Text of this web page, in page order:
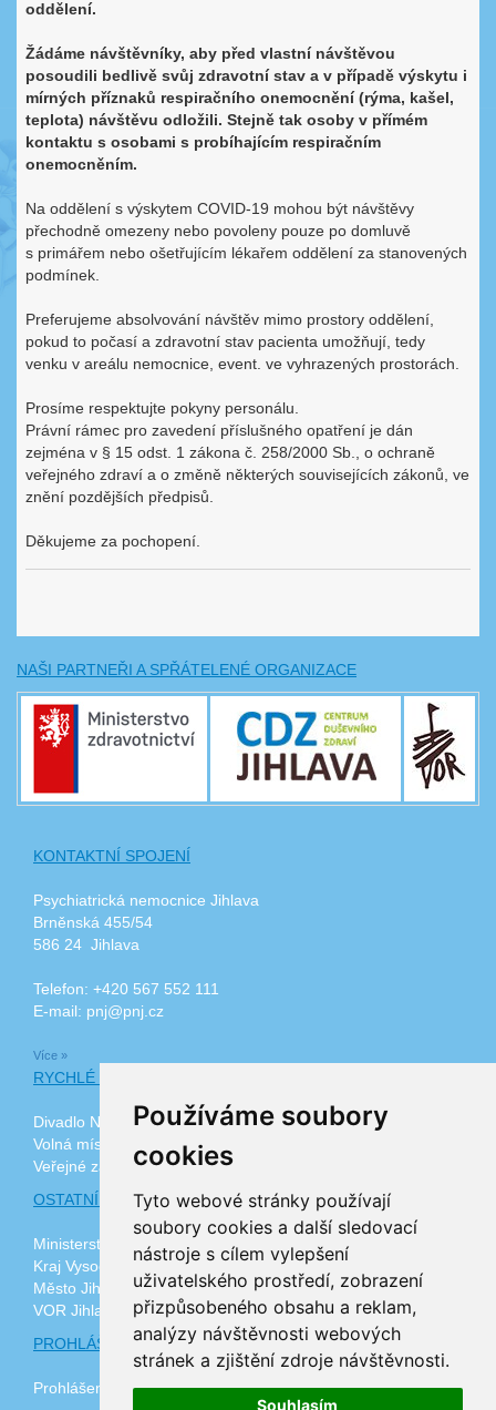
Používáme soubory
cookies
Tyto webové stránky používají
soubory cookies a další sledovací
nástroje s cílem vylepšení
uživatelského prostředí, zobrazení
přizpůsobeného obsahu a reklam,
analýzy návštěvnosti webových
stránek a zjištění zdroje návštěvnosti.
Souhlasím
oddělení.
Žádáme návštěvníky, aby před vlastní návštěvou
posoudili bedlivě svůj zdravotní stav a v případě výskytu i
mírných příznaků respiračního onemocnění (rýma, kašel,
teplota) návštěvu odložili. Stejně tak osoby v přímém
kontaktu s osobami s probíhajícím respiračním
onemocněním.
Na oddělení s výskytem COVID-19 mohou být návštěvy
přechodně omezeny nebo povoleny pouze po domluvě
s primářem nebo ošetřujícím lékařem oddělení za stanovených
podmínek.
Preferujeme absolvování návštěv mimo prostory oddělení,
pokud to počasí a zdravotní stav pacienta umožňují, tedy
venku v areálu nemocnice, event. ve vyhrazených prostorách.
Prosíme respektujte pokyny personálu.
Právní rámec pro zavedení příslušného opatření je dán
zejména v § 15 odst. 1 zákona č. 258/2000 Sb., o ochraně
veřejného zdraví a o změně některých souvisejících zákonů, ve
znění pozdějších předpisů.
Děkujeme za pochopení.
NAŠI PARTNEŘI A SPŘÁTELENÉ ORGANIZACE
KONTAKTNÍ SPOJENÍ
Psychiatrická nemocnice Jihlava
Brněnská 455/54
586 24 Jihlava
Telefon: +420 567 552 111
E-mail: pnj@pnj.cz
Více »
RYCHLÉ ODKAZY
Divadlo Na Kopečku
Volná místa
Veřejné zakázky
OSTATNÍ ODKAZY
Ministerstvo zdravotnictví ČR
Kraj Vysočina
Město Jihlava
VOR Jihlava, z.ú.
PROHLÁŠENÍ O PŘÍSTUPNOSTI
Prohlášení o přístupnosti